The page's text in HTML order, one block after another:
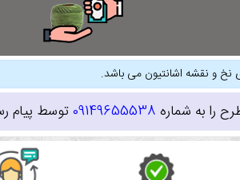
نخ و نقشه اشانتیون می باشد.
را به شماره 09149655538توسط پیام